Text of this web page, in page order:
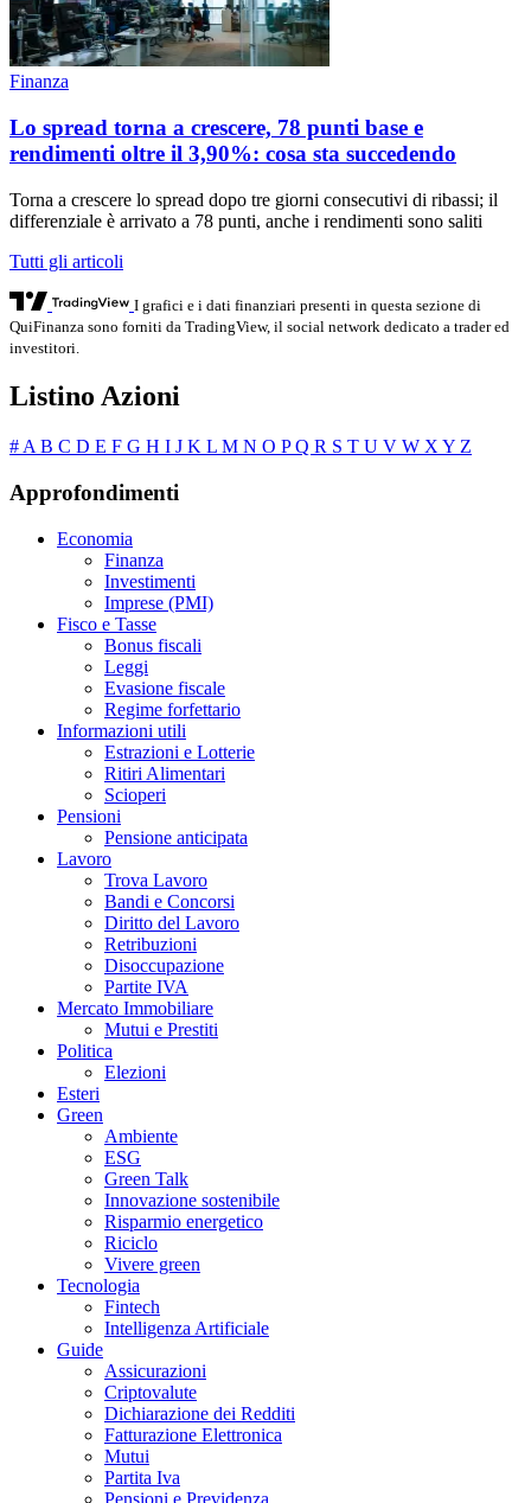
Finanza
Lo spread torna a crescere, 78 punti base e
rendimenti oltre il 3,90%: cosa sta succedendo
Torna a crescere lo spread dopo tre giorni consecutivi di ribassi; il
differenziale è arrivato a 78 punti, anche i rendimenti sono saliti
Tutti gli articoli
I grafici e i dati finanziari presenti in questa sezione di
QuiFinanza sono forniti da TradingView, il social network dedicato a trader ed
investitori.
Listino Azioni
# A B C D E F G H I J K L M N O PQ R S T U V W X Y Z
Approfondimenti
Economia
Finanza
Investimenti
Imprese (PMI)
Fisco e Tasse
Bonus fiscali
Leggi
Evasione fiscale
Regime forfettario
Informazioni utili
Estrazioni e Lotterie
Ritiri Alimentari
Scioperi
Pensioni
Pensione anticipata
Lavoro
Trova Lavoro
Bandi e Concorsi
Diritto del Lavoro
Retribuzioni
Disoccupazione
Partite IVA
Mercato Immobiliare
Mutui e Prestiti
Politica
Elezioni
Esteri
Green
Ambiente
ESG
Green Talk
Innovazione sostenibile
Risparmio energetico
Riciclo
Vivere green
Tecnologia
Fintech
Intelligenza Artificiale
Guide
Assicurazioni
Criptovalute
Dichiarazione dei Redditi
Fatturazione Elettronica
Mutui
Partita Iva
Pensioni e Previdenza